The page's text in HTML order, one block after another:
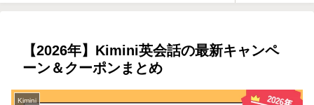
【2026年】Kimini英会話の最新キャンペ
ーン＆クーポンまとめ
Kimini